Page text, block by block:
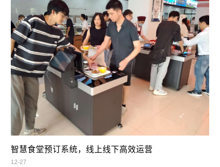
智慧食堂预订系统，线上线下高效运营
12-27